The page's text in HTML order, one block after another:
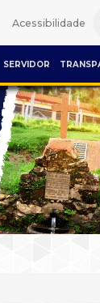
Acessibilidade
SERVIDOR